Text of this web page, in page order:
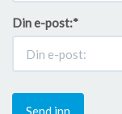
Din e-post:*
Send inn